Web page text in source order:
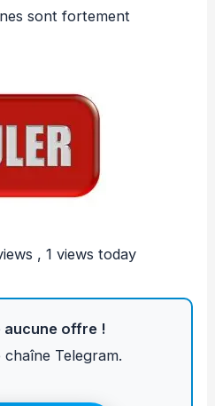
sont fortement
, 1 views today
aucune offre !
chaîne Telegram.